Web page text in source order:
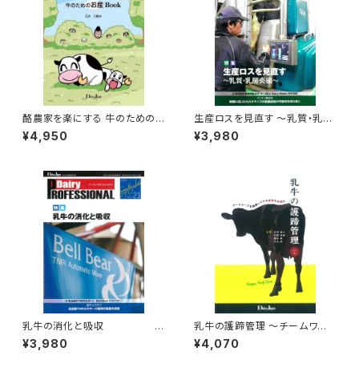
酪農家を楽にする 牛のための
お産Book
¥4,950
生産ロスを見直す ～乳質・乳房
炎編～ Dairy P
ROFESSIONAL Vol.23
¥3,980
乳牛の消化と吸収
Dai
ry PROFESSIONAL Vol.21
¥3,980
乳牛の護蹄管理 ～チームワー
クを発揮して牛も農場も快適に
～
¥4,070